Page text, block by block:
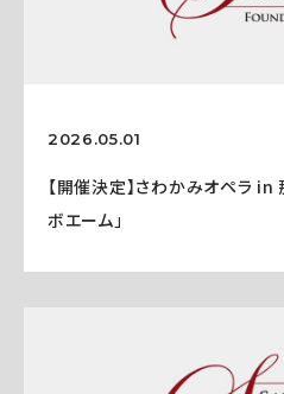
2026.05.01
【開催決定】さわかみオペラ in
ボエーム」